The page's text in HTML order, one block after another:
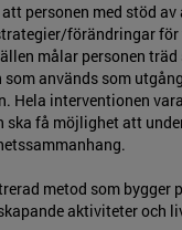
personen med stöd
förändringar för
målar personen träd
används som
Hela interventionen
ska få möjlighet att
metod som bygger
aktiviteter och